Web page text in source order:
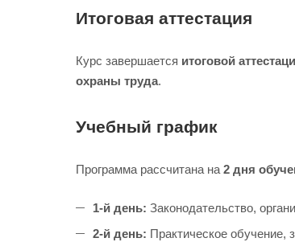
Итоговая аттестация
Курс завершается итоговой
охраны труда.
Учебный график
Программа рассчитана на2 дня
1-й день: Законодательство,
2-й день: Практическое обучение,